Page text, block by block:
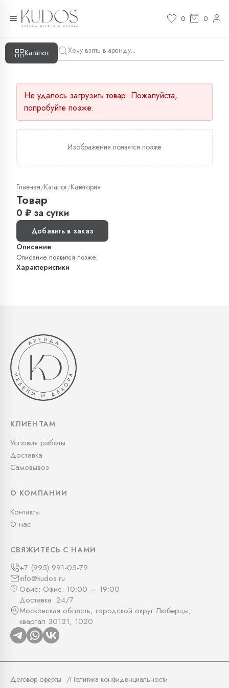
0 0
Каталог
Не удалось загрузить товар. Пожалуйста,
попробуйте позже.
Изображения появятся позже
Главная/Каталог/Категория
Товар
0 ₽ за сутки
Добавить в заказ
Описание
Описание появится позже.
Характеристики
КЛИЕНТАМ
Условия работы
Доставка
Самовывоз
О КОМПАНИИ
Контакты
О нас
СВЯЖИТЕСЬ С НАМИ
+7 (995) 991-05-79
info@kudos.ru
Офис: Офис: 10:00 — 19:00
Доставка: 24/7
Московская область, городской округ Люберцы,
квартал 30131, 1020
Договор оферты Политика конфиденциальности